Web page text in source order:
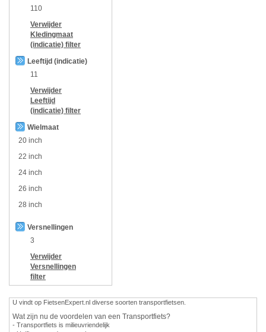
110
Verwijder
Kledingmaat
(indicatie) filter
Leeftijd (indicatie)
11
Verwijder
Leeftijd
(indicatie) filter
Wielmaat
20 inch
22 inch
24 inch
26 inch
28 inch
Versnellingen
3
Verwijder
Versnellingen
filter
U vindt op FietsenExpert.nl diverse soorten transportfietsen.
Wat zijn nu de voordelen van een Transportfiets?
- Transportfiets is milieuvriendelijk